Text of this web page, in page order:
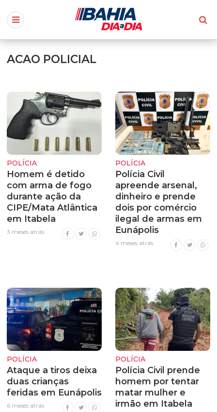
ACAO POLICIAL
POLÍCIA
Homem é detido
com arma de fogo
durante ação da
CIPE/Mata Atlântica
em Itabela
3 meses atrás
POLÍCIA
Polícia Civil
apreende arsenal,
dinheiro e prende
dois por comércio
ilegal de armas em
Eunápolis
4 meses atrás
POLÍCIA
Ataque a tiros deixa
duas crianças
feridas em Eunápolis
6 meses atrás
POLÍCIA
Polícia Civil prende
homem por tentar
matar mulher e
irmão em Itabela